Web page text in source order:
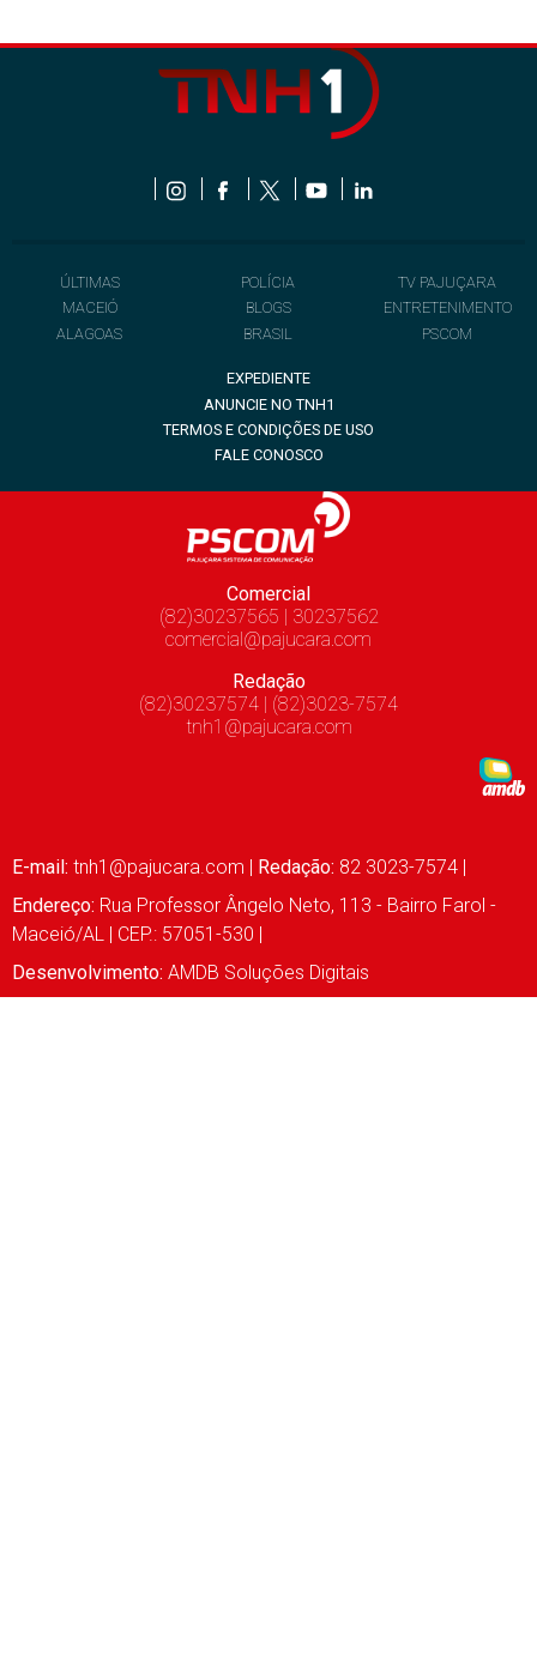
ÚLTIMAS
MACEIÓ
ALAGOAS
POLÍCIA
BLOGS
BRASIL
TV PAJUÇARA
ENTRETENIMENTO
PSCOM
EXPEDIENTE
ANUNCIE NO TNH1
TERMOS E CONDIÇÕES DE USO
FALE CONOSCO
Comercial
(82)30237565 | 30237562
comercial@pajucara.com
Redação
(82)30237574 | (82)3023-7574
tnh1@pajucara.com
E-mail: tnh1@pajucara.com Redação: 82 3023-7574 |
Endereço: Rua Professor Ângelo Neto, 113 - Bairro Farol -
Maceió/AL | CEP.: 57051-530 |
Desenvolvimento: AMDB Soluções Digitais